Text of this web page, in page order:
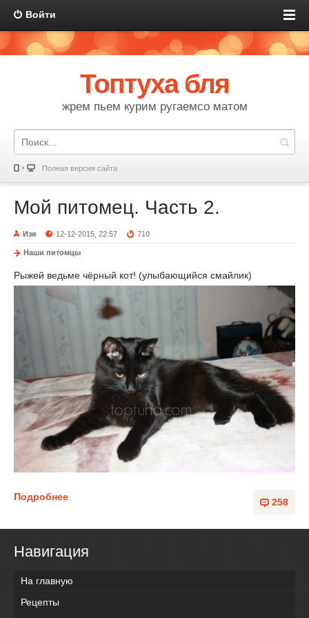
Войти
Топтуха бля
жрем пьем курим ругаемсо матом
Полная версия сайта
Мой питомец. Часть 2.
Изя 12-12-2015, 22:57 710
Наши питомцы
Рыжей ведьме чёрный кот! (улыбающийся смайлик)
258
Подробнее
Навигация
На главную
Рецепты